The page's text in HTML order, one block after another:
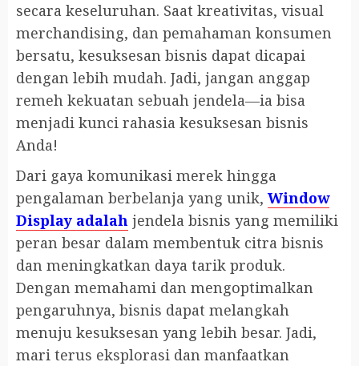
secara keseluruhan. Saat kreativitas, visual
merchandising, dan pemahaman konsumen
bersatu, kesuksesan bisnis dapat dicapai
dengan lebih mudah. Jadi, jangan anggap
remeh kekuatan sebuah jendela—ia bisa
menjadi kunci rahasia kesuksesan bisnis
Anda!
Dari gaya komunikasi merek hingga
pengalaman berbelanja yang unik, Window
Display adalah jendela bisnis yang memiliki
peran besar dalam membentuk citra bisnis
dan meningkatkan daya tarik produk.
Dengan memahami dan mengoptimalkan
pengaruhnya, bisnis dapat melangkah
menuju kesuksesan yang lebih besar. Jadi,
mari terus eksplorasi dan manfaatkan